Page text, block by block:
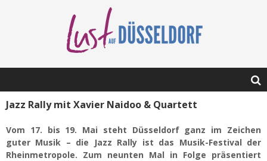
Jazz Rally mit Xavier Naidoo & Quartett
Vom 17. bis 19. Mai steht Düsseldorf ganz im Zeichen
guter Musik – die Jazz Rally ist das Musik-Festival der
Rheinmetropole. Zum neunten Mal in Folge präsentiert